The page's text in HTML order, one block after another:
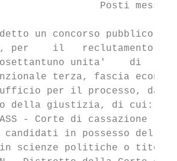
Posti messi
un concorso pubblico,
per    il   reclutamento   a
unita'    di
terza, fascia
per il processo, da
della giustizia, di cui:
- Corte di cassazione -
in possesso della
in scienze politiche o